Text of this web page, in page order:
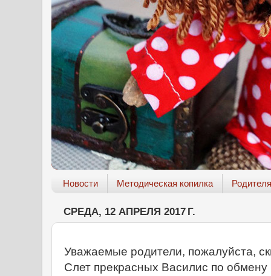
Новости Методическая копилка
СРЕДА, 12 АПРЕЛЯ 2017 Г.
Уважаемые родители, пожалуйста,
Слет прекрасных Василис по